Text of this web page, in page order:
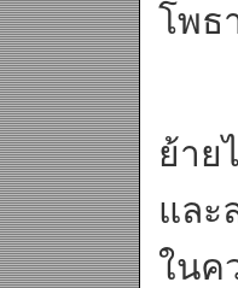
โพธ
โย
ย้าย
และ
ในค